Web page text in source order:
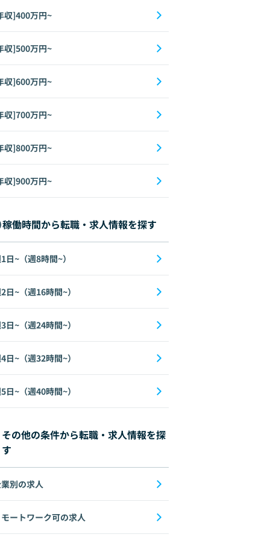
収]400万円~
収]500万円~
収]600万円~
収]700万円~
収]800万円~
収]900万円~
稼働時間から転職・求人情報を探す
日~（週8時間~）
日~（週16時間~）
日~（週24時間~）
日~（週32時間~）
日~（週40時間~）
その他の条件から転職・求人情報を探
す
別の求人
モートワーク可の求人